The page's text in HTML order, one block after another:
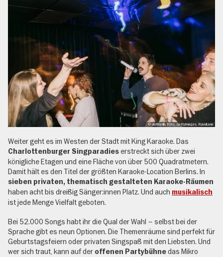
, © visitBerlin, Foto: GettyImages, RyanJLane
Weiter geht es im Westen der Stadt mit King Karaoke. Das
Charlottenburger Singparadies erstreckt sich über zwei
königliche Etagen und eine Fläche von über 500 Quadratmetern.
Damit hält es den Titel der größten Karaoke-Location Berlins. In
sieben privaten, thematisch gestalteten Karaoke-Räumen
haben acht bis dreißig Sänger:innen Platz. Und auch musikalisch
ist jede Menge Vielfalt geboten.
Bei 52.000 Songs habt ihr die Qual der Wahl – selbst bei der
Sprache gibt es neun Optionen. Die Themenräume sind perfekt für
Geburtstagsfeiern oder privaten Singspaß mit den Liebsten. Und
wer sich traut, kann auf der offenen Partybühnedas Mikro